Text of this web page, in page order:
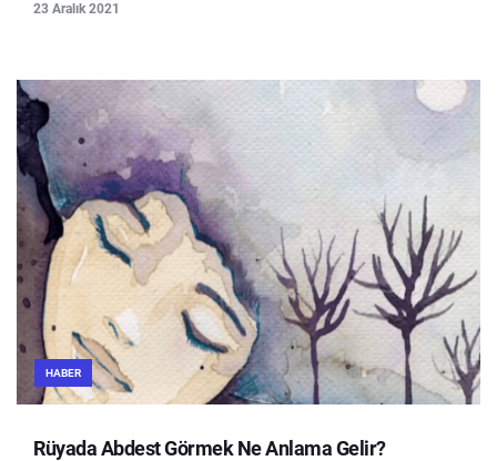
23 Aralık 2021
HABER
Rüyada Abdest Görmek Ne Anlama Gelir?